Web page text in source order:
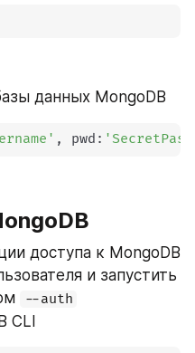
данных MongoDB
, pwd:
доступа к MongoDB
и запустить
--auth
CLI